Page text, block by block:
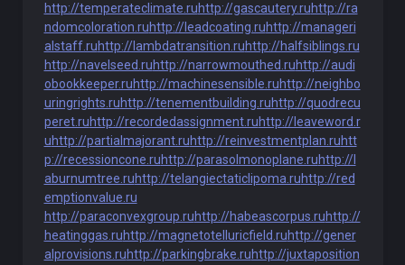
http://temperateclimate.ruhttp://gascautery.ruhttp://ra
ndomcoloration.ruhttp://leadcoating.ruhttp://manageri
alstaff.ruhttp://lambdatransition.ruhttp://halfsiblings.ru
http://navelseed.ruhttp://narrowmouthed.ruhttp://audi
obookkeeper.ruhttp://machinesensible.ruhttp://neighbo
uringrights.ruhttp://tenementbuilding.ruhttp://quodrecu
peret.ruhttp://recordedassignment.ruhttp://leaveword.r
uhttp://partialmajorant.ruhttp://reinvestmentplan.ruhtt
p://recessioncone.ruhttp://parasolmonoplane.ruhttp://l
aburnumtree.ruhttp://telangiectaticlipoma.ruhttp://red
emptionvalue.ru
http://paraconvexgroup.ruhttp://habeascorpus.ruhttp://
heatinggas.ruhttp://magnetotelluricfield.ruhttp://gener
alprovisions.ruhttp://parkingbrake.ruhttp://juxtaposition